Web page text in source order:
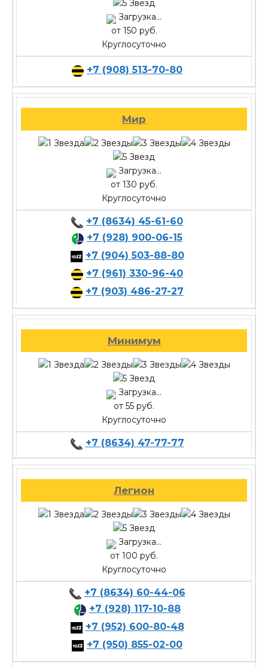
Загрузка...
от 150 руб.
Круглосуточно
+7 (908) 513-70-80
Мир
Загрузка...
от 130 руб.
Круглосуточно
+7 (8634) 45-61-60
+7 (928) 900-06-15
+7 (904) 503-88-80
+7 (961) 330-96-40
+7 (903) 486-27-27
Минимум
Загрузка...
от 55 руб.
Круглосуточно
+7 (8634) 47-77-77
Легион
Загрузка...
от 100 руб.
Круглосуточно
+7 (8634) 60-44-06
+7 (928) 117-10-88
+7 (952) 600-80-48
+7 (950) 855-02-00